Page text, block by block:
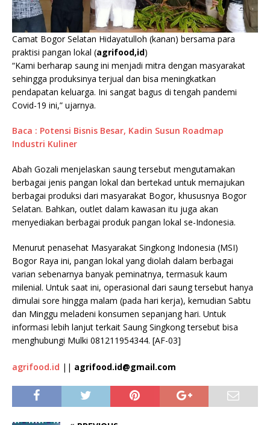
Camat Bogor Selatan Hidayatulloh (kanan) bersama para
praktisi pangan lokal (agrifood,id)
“Kami berharap saung ini menjadi mitra dengan masyarakat
sehingga produksinya terjual dan bisa meningkatkan
pendapatan keluarga. Ini sangat bagus di tengah pandemi
Covid-19 ini,” ujarnya.
Baca : Potensi Bisnis Besar, Kadin Susun Roadmap
Industri Kuliner
Abah Gozali menjelaskan saung tersebut mengutamakan
berbagai jenis pangan lokal dan bertekad untuk memajukan
berbagai produksi dari masyarakat Bogor, khususnya Bogor
Selatan. Bahkan, outlet dalam kawasan itu juga akan
menyediakan berbagai produk pangan lokal se-Indonesia.
Menurut penasehat Masyarakat Singkong Indonesia (MSI)
Bogor Raya ini, pangan lokal yang diolah dalam berbagai
varian sebenarnya banyak peminatnya, termasuk kaum
milenial. Untuk saat ini, operasional dari saung tersebut hanya
dimulai sore hingga malam (pada hari kerja), kemudian Sabtu
dan Minggu meladeni konsumen sepanjang hari. Untuk
informasi lebih lanjut terkait Saung Singkong tersebut bisa
menghubungi Mulki 081211954344. [AF-03]
agrifood.id || agrifood.id@gmail.com